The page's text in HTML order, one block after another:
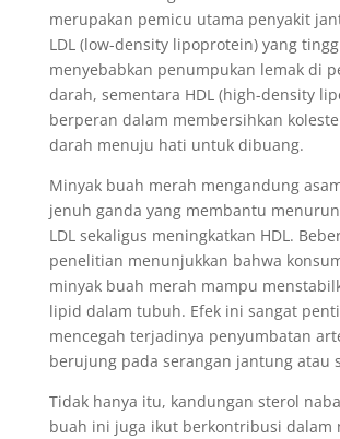
merupakan pemicu utama penyakit
LDL (low-density lipoprotein) yang
menyebabkan penumpukan lemak di
darah, sementara HDL (high-density
berperan dalam membersihkan
darah menuju hati untuk dibuang.
Minyak buah merah mengandung
jenuh ganda yang membantu
LDL sekaligus meningkatkan HDL.
penelitian menunjukkan bahwa
minyak buah merah mampu
lipid dalam tubuh. Efek ini sangat
mencegah terjadinya penyumbatan
berujung pada serangan jantung atau
Tidak hanya itu, kandungan sterol
buah ini juga ikut berkontribusi dalam